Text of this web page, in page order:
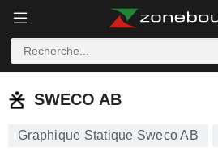
SWECO AB
SWECO AB
Graphique Statique Sweco AB